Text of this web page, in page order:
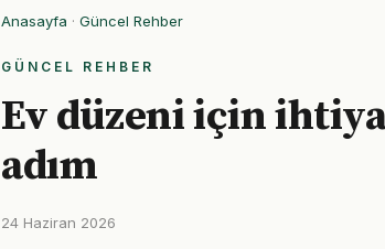
Anasayfa · Güncel Rehber
GÜNCEL REHBER
Ev düzeni için
adım
24 Haziran 2026